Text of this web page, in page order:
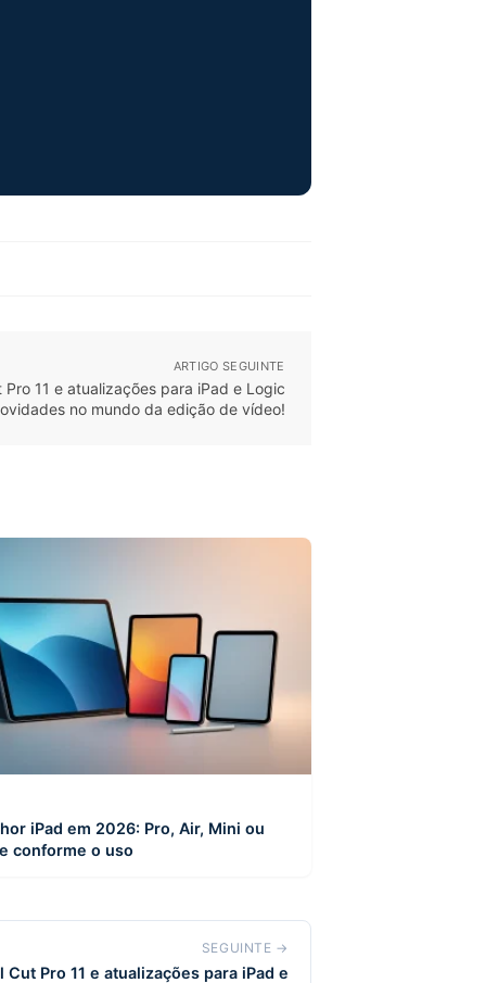
ARTIGO SEGUINTE
11 e atualizações para iPad e Logic
no mundo da edição de vídeo!
iPad em 2026: Pro, Air, Mini ou
conforme o uso
SEGUINTE →
Pro 11 e atualizações para iPad e